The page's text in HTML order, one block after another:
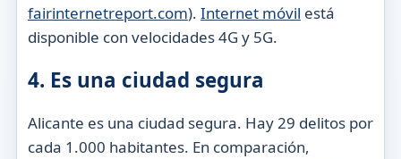
fairinternetreport.com). Internet móvil está
disponible con velocidades 4G y 5G.
4. Es una ciudad segura
Alicante es una ciudad segura. Hay 29 delitos por
cada 1.000 habitantes. En comparación,